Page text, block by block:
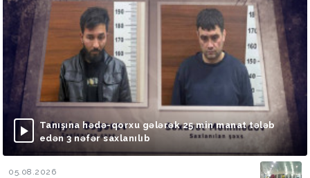
Tanışına hədə-qorxu gələrək 25 min manat tələb
edən 3 nəfər saxlanılıb
05.08.2026